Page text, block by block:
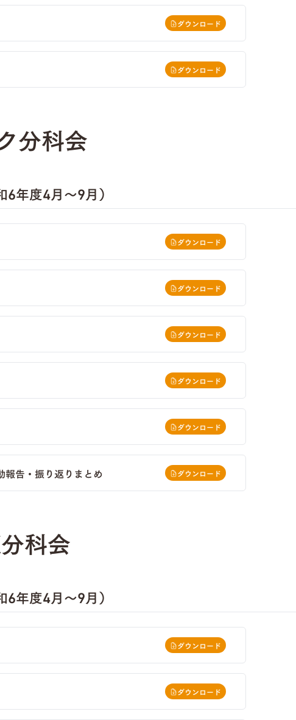
ダウンロード
ダウンロード
分科会
年度4月～9月）
ダウンロード
ダウンロード
ダウンロード
ダウンロード
ダウンロード
報告・振り返りまとめ ダウンロード
科会
年度4月～9月）
ダウンロード
ダウンロード